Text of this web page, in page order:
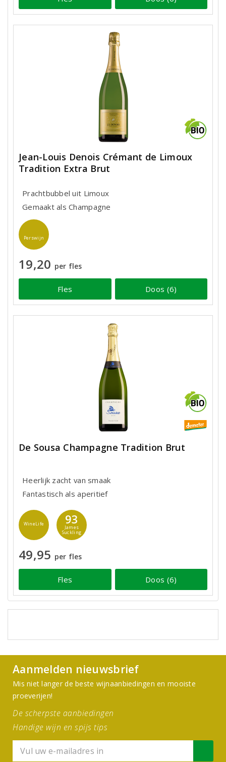
Jean-Louis Denois Crémant de Limoux
Tradition Extra Brut
Prachtbubbel uit Limoux
Gemaakt als Champagne
Perswijn
19,20 per fles
Fles Doos (6)
De Sousa Champagne Tradition Brut
Heerlijk zacht van smaak
Fantastisch als aperitief
WineLife 93
James
Suckling
49,95 per fles
Fles Doos (6)
Aanmelden nieuwsbrief
Mis niet langer de beste wijnaanbiedingen en mooiste
proeverijen!
De scherpste aanbiedingen
Handige wijn en spijs tips